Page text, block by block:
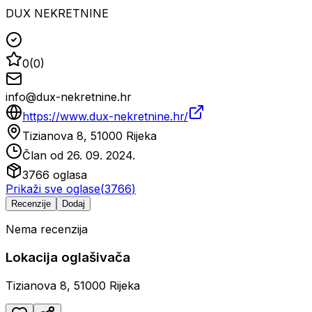
DUX NEKRETNINE
0(0)
info@dux-nekretnine.hr
https://www.dux-nekretnine.hr/
Tizianova 8, 51000 Rijeka
Član od 26. 09. 2024.
3766 oglasa
Prikaži sve oglase(3766)
Recenzije Dodaj
Nema recenzija
Lokacija oglašivača
Tizianova 8, 51000 Rijeka